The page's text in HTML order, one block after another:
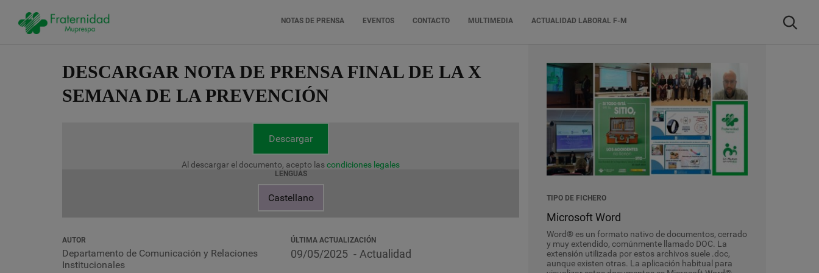
NOTAS DE PRENSA EVENTOS CONTACTO MULTIMEDIA ACTUALIDAD LABORAL F-M Buscar
DESCARGAR NOTA DE PRENSA FINAL DE LA X
SEMANA DE LA PREVENCIÓN
Descargar
Al descargar el documento, acepto lascondiciones legales
LENGUAS
Castellano
AUTOR
Departamento de Comunicación y Relaciones
Institucionales
ÚLTIMA ACTUALIZACIÓN
09/05/2025 Actualidad
TIPO DE FICHERO
Microsoft Word
Word® es un formato nativo de documentos, cerrado
y muy extendido, comúnmente llamado DOC. La
extensión utilizada por estos archivos suele .doc,
aunque existen otras. La aplicación habitual para